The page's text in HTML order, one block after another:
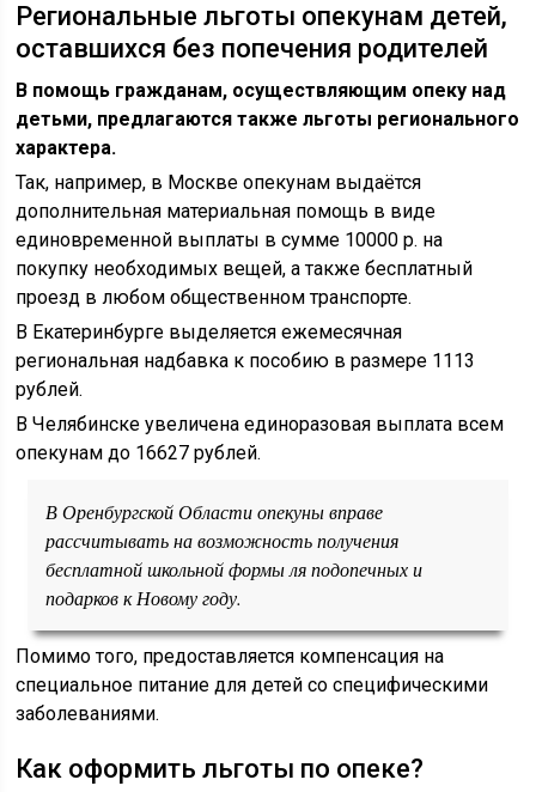
Региональные льготы опекунам детей,
оставшихся без попечения родителей
В помощь гражданам, осуществляющим опеку над
детьми, предлагаются также льготы регионального
характера.
Так, например, в Москве опекунам выдаётся
дополнительная материальная помощь в виде
единовременной выплаты в сумме 10000 р. на
покупку необходимых вещей, а также бесплатный
проезд в любом общественном транспорте.
В Екатеринбурге выделяется ежемесячная
региональная надбавка к пособию в размере 1113
рублей.
В Челябинске увеличена единоразовая выплата всем
опекунам до 16627 рублей.
В Оренбургской Области опекуны вправе
рассчитывать на возможность получения
бесплатной школьной формы ля подопечных и
подарков к Новому году.
Помимо того, предоставляется компенсация на
специальное питание для детей со специфическими
заболеваниями.
Как оформить льготы по опеке?